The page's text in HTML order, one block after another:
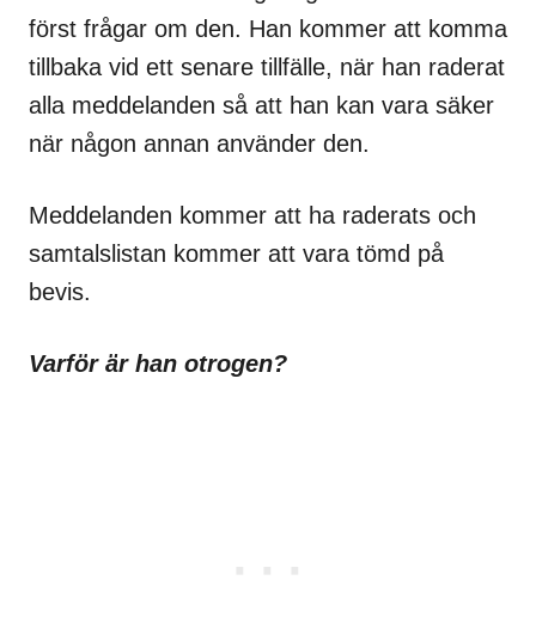
först frågar om den. Han kommer att komma
tillbaka vid ett senare tillfälle, när han raderat
alla meddelanden så att han kan vara säker
när någon annan använder den.
Meddelanden kommer att ha raderats och
samtalslistan kommer att vara tömd på
bevis.
Varför är han otrogen?